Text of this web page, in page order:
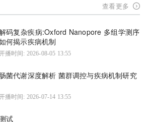
查看更多
码复杂疾病:Oxford Nanopore 多组学测序
何揭示疾病机制
播时间: 2026-08-05 13:55
肠菌代谢深度解析 菌群调控与疾病机制研究
播时间: 2026-07-14 13:55
试